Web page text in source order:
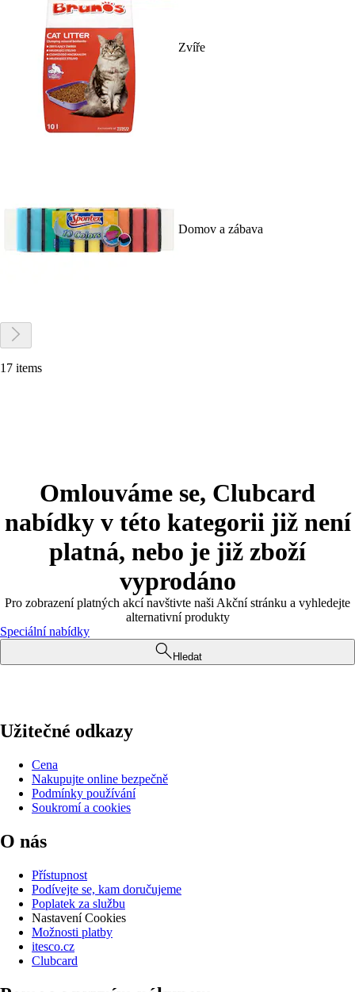
Zvíře
Domov a zábava
17 items
Omlouváme se, Clubcard
nabídky v této kategorii již není
platná, nebo je již zboží
vyprodáno
Pro zobrazení platných akcí navštivte naši Akční stránku a vyhledejte
alternativní produkty
Speciální nabídky
Hledat
Užitečné odkazy
Cena
Nakupujte online bezpečně
Podmínky používání
Soukromí a cookies
O nás
Přístupnost
Podívejte se, kam doručujeme
Poplatek za službu
Nastavení Cookies
Možnosti platby
itesco.cz
Clubcard